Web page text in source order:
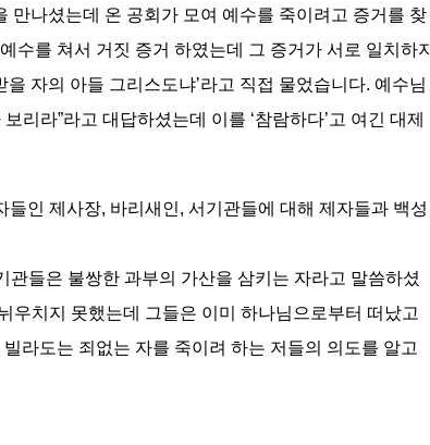
나셨는데 온 공회가 모여 예수를 죽이려고 증거를 찾
수를 쳐서 거짓 증거 하였는데 그 증거가 서로 일치하지
자의 아들 그리스도냐’라고 직접 물었습니다. 예수님
리라”라고 대답하셨는데 이를 ‘참람하다’고 여긴 대제
인 제사장, 바리새인, 서기관들에 대해 제자들과 백성
들은 불쌍한 과부의 가산을 삼키는 자라고 말씀하셨
우치지 못했는데 그들은 이미 하나님으로부터 떠났고
라도는 죄없는 자를 죽이려 하는 저들의 의도를 알고